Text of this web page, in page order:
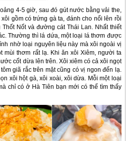
4-5 giờ, sau đó gút nước bằng vải the,
gồm có trứng gà ta, đánh cho nổi lên rồi
Nốt và đường cát Thái Lan. Nhất thiết
Thường thì lá dứa, một loại lá thơm được
nhờ loại nguyên liệu này mà xôi ngoài vị
mùi thơm rất lạ. Khi ăn xôi Xiêm, người ta
cốt dừa lên trên. Xôi xiêm có cả xôi ngọt
giã rắc trên mặt cũng có vị ngon đến lạ.
xôi hột gà, xôi xoài, xôi dừa. Mỗi một loại
chỉ có ở Hà Tiên bạn mới có thể tìm thấy